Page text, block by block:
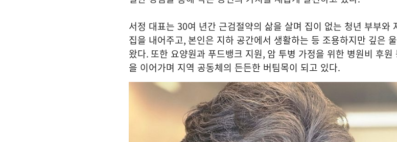
서정 대표는 30여 년간 근검절약의 삶을 살며 집이 없는 청년 부부와
집을 내어주고, 본인은 지하 공간에서 생활하는 등 조용하지만 깊은
왔다. 또한 요양원과 푸드뱅크 지원, 암 투병 가정을 위한 병원비 후
을 이어가며 지역 공동체의 든든한 버팀목이 되고 있다.